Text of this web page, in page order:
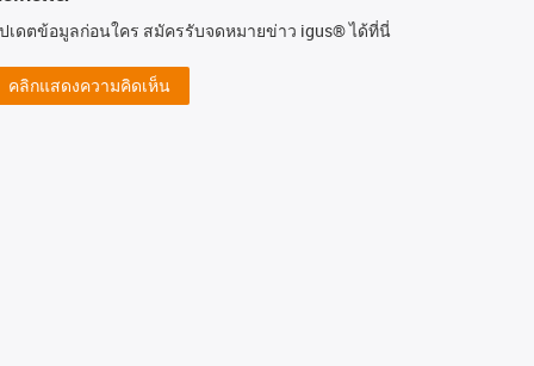
เดตข้อมูลก่อนใคร สมัครรับจดหมายข่าว igus® ได้ที่นี่
คลิกแสดงความคิดเห็น